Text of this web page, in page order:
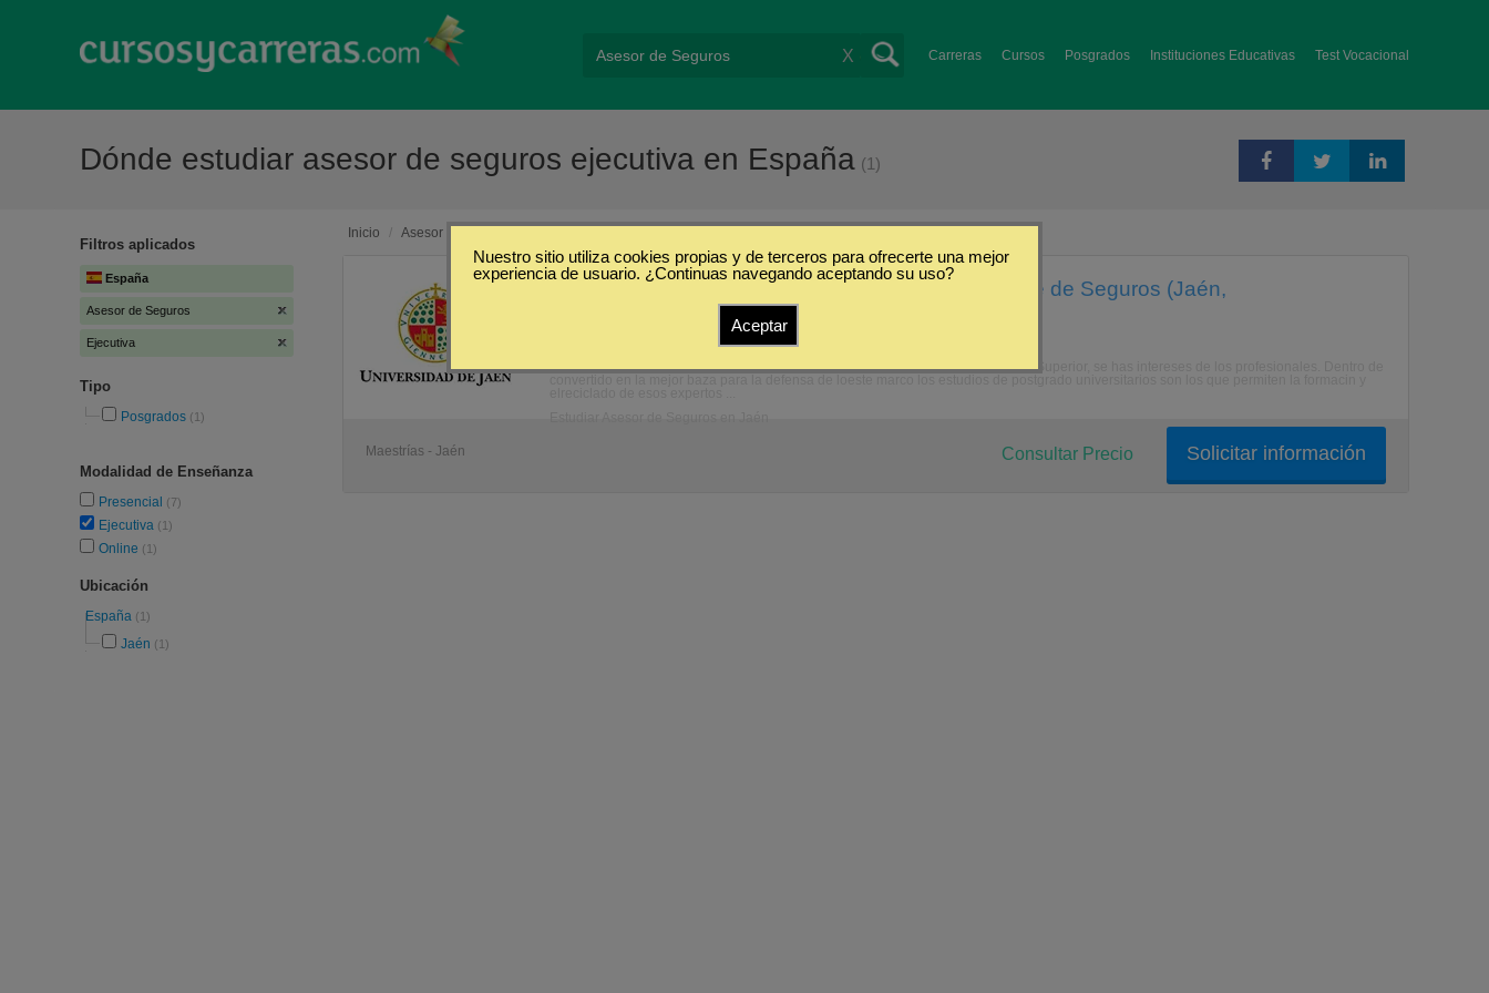
Carreras Cursos Posgrados Instituciones Educativas Test Vocacional
X
Dónde estudiar asesor de seguros ejecutiva en España (1)
Filtros aplicados
España
Asesor de Seguros
Ejecutiva
Tipo
Posgrados (1)
Modalidad de Enseñanza
Presencial (7)
Ejecutiva (1)
Online (1)
Ubicación
España (1)
Jaén (1)
Inicio / Asesor de Seguros
Master en Título de Experto Universitario en Peritaje de Seguros (Jaén,
OBJETIVOS:La formacin universitaria, dentro del Espacio Europeo de Enseanza Superior, se has intereses de los profesionales. Dentro de
Maestrías - Jaén Solicitar información
Consultar Precio
Nuestro sitio utiliza cookies propias y de terceros para ofrecerte una mejor
experiencia de usuario. ¿Continuas navegando aceptando su uso?
Aceptar